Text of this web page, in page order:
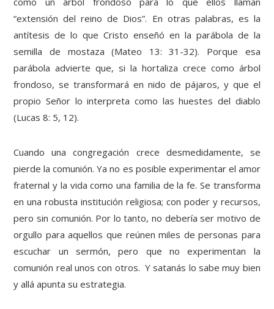
“extensión del reino de Dios”. En otras palabras, es la
antítesis de lo que Cristo enseñó en la parábola de la
semilla de mostaza (Mateo 13: 31-32). Porque esa
parábola advierte que, si la hortaliza crece como árbol
frondoso, se transformará en nido de pájaros, y que el
propio Señor lo interpreta como las huestes del diablo
(Lucas 8: 5, 12).
Cuando una congregación crece desmedidamente, se
pierde la comunión. Ya no es posible experimentar el amor
fraternal y la vida como una familia de la fe. Se transforma
en una robusta institución religiosa; con poder y recursos,
pero sin comunión. Por lo tanto, no debería ser motivo de
orgullo para aquellos que reúnen miles de personas para
escuchar un sermón, pero que no experimentan la
comunión real unos con otros. Y satanás lo sabe muy bien
y allá apunta su estrategia.